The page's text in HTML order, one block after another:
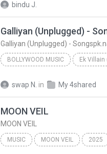
bindu J.
Galliyan (Unplugged) -
Galliyan (Unplugged) -
BOLLYWOOD MUSIC Ek Villain
swap N. in My 4shared
MOON VEIL
MOON VEIL
MUSIC MOON VEIL 2025